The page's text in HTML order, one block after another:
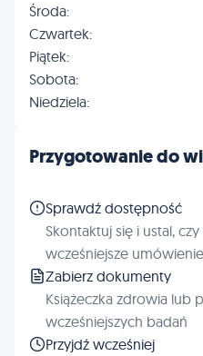
Środa:
Czwartek:
Piątek:
Sobota:
Niedziela:
Przygotowanie do
Sprawdź dostępność
Skontaktuj się i ustal,
wcześniejsze
Zabierz dokumenty
Książeczka zdrowia lub
wcześniejszych badań
Przyjdź wcześniej